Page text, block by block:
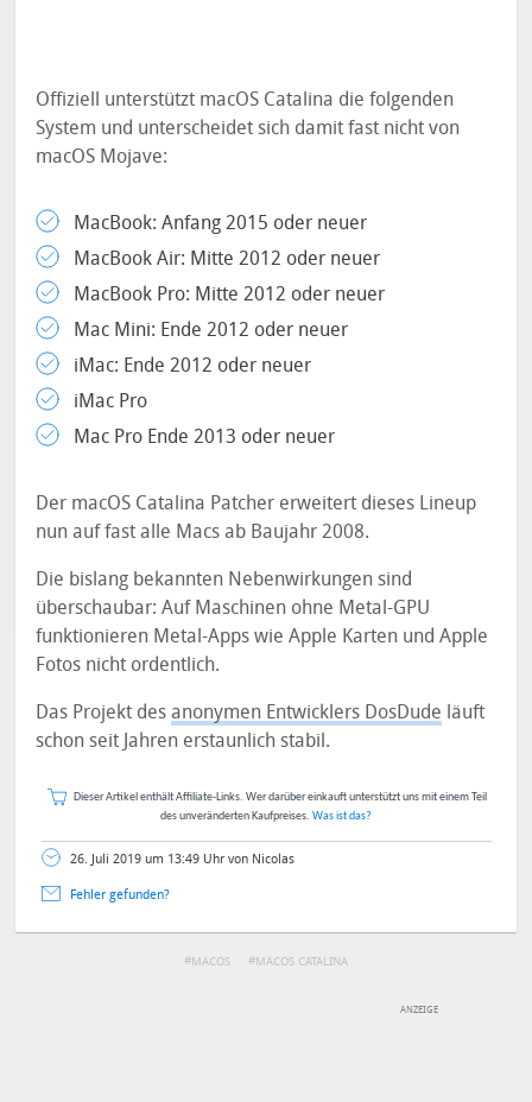
Offiziell unterstützt macOS Catalina die folgenden
System und unterscheidet sich damit fast nicht von
macOS Mojave:
MacBook: Anfang 2015 oder neuer
MacBook Air: Mitte 2012 oder neuer
MacBook Pro: Mitte 2012 oder neuer
Mac Mini: Ende 2012 oder neuer
iMac: Ende 2012 oder neuer
iMac Pro
Mac Pro Ende 2013 oder neuer
Der macOS Catalina Patcher erweitert dieses Lineup
nun auf fast alle Macs ab Baujahr 2008.
Die bislang bekannten Nebenwirkungen sind
überschaubar: Auf Maschinen ohne Metal-GPU
funktionieren Metal-Apps wie Apple Karten und Apple
Fotos nicht ordentlich.
Das Projekt desanonymen Entwicklers DosDude läuft
schon seit Jahren erstaunlich stabil.
Dieser Artikel enthält Affiliate-Links. Wer darüber einkauft unterstützt uns mit einem Teil
des unveränderten Kaufpreises. Was ist das?
26. Juli 2019 um 13:49 Uhr von Nicolas
Fehler gefunden?
MACOS MACOS CATALINA